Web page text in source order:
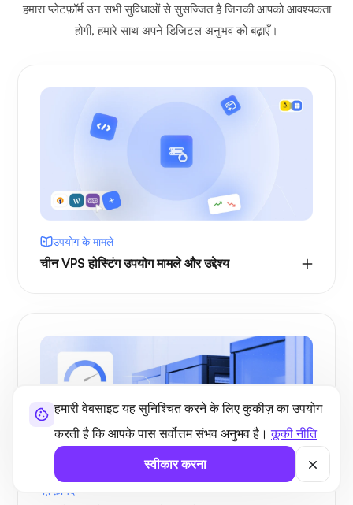
हमारी वेबसाइट यह सुनिश्चित करने के लिए कुकीज़ का उपयोग
करती है कि आपके पास सर्वोत्तम संभव अनुभव है।कूकी नीति
स्वीकार करना
हमारा प्लेटफ़ॉर्म उन सभी सुविधाओं से सुसज्जित है जिनकी आपको आवश्यकता
होगी, हमारे साथ अपने डिजिटल अनुभव को बढ़ाएँ।
उपयोग के मामले
चीन VPS होस्टिंग उपयोग मामले और उद्देश्य
फ़ायदे